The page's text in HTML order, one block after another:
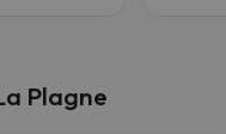
Plagne